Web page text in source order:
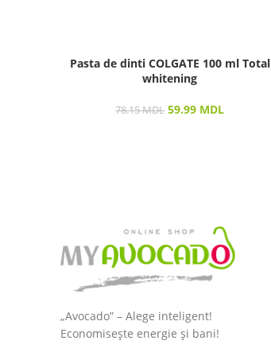
Pasta de dinti COLGATE 100 ml Total
whitening
78.15MDL 59.99 MDL
„Avocado” – Alege inteligent!
Economisește energie și bani!